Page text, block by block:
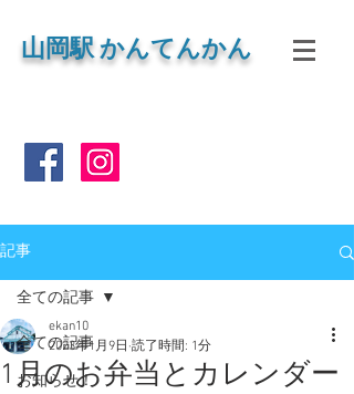
山岡駅 かんてんかん
記事
全ての記事
お知らせ！
全ての記事
1月のお弁当とカレンダー
ekan10
2023年1月9日 読了時間: 1分